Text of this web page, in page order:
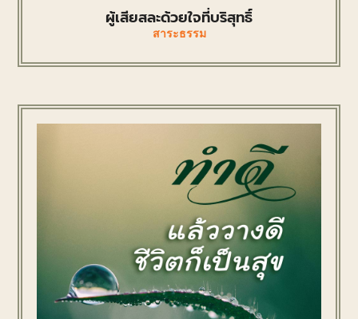
ผู้เสียสละด้วยใจที่บริสุทธิ์
สาระธรรม